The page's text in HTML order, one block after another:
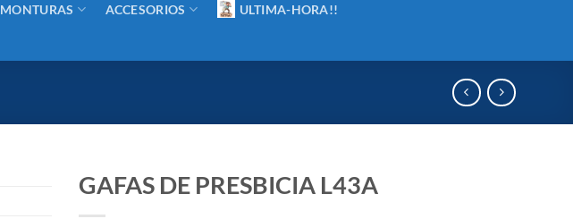
MONTURAS ACCESORIOS ULTIMA-HORA!!
GAFAS DE PRESBICIA L43A